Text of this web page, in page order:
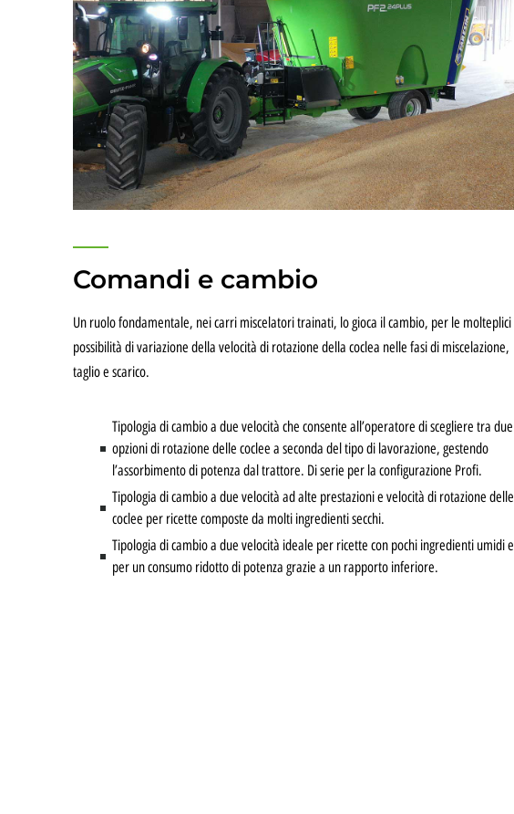
Comandi e cambio
Un ruolo fondamentale, nei carri miscelatori trainati, lo gioca il cambio, per le molteplici
possibilità di variazione della velocità di rotazione della coclea nelle fasi di miscelazione,
taglio e scarico.
Tipologia di cambio a due velocità che consente all’operatore di scegliere tra due
opzioni di rotazione delle coclee a seconda del tipo di lavorazione, gestendo
l’assorbimento di potenza dal trattore. Di serie per la configurazione Profi.
Tipologia di cambio a due velocità ad alte prestazioni e velocità di rotazione delle
coclee per ricette composte da molti ingredienti secchi.
Tipologia di cambio a due velocità ideale per ricette con pochi ingredienti umidi e
per un consumo ridotto di potenza grazie a un rapporto inferiore.